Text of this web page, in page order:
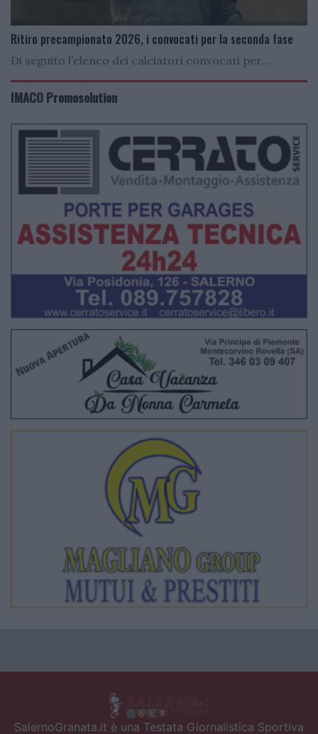
Ritiro precampionato 2026, i convocati per la seconda fase
Di seguito l’elenco dei calciatori convocati per...
IMACO Promosolution
SalernoGranata.it è una Testata Giornalistica Sportiva